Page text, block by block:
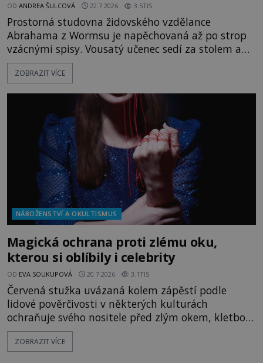
OD ANDREA ŠULCOVÁ 22.7.2026 3.5TIS
Prostorná studovna židovského vzdělance
Abrahama z Wormsu je napěchovaná až po strop
vzácnými spisy. Vousatý učenec sedí za stolem a
před sebou má rozložený jeden z nejzáhadnějších
magických textů. Jde o Abramelinův grimoár, který
kouzla, jak si někteří myslí, nebo jde o pouhou
pověru? Už šest měsíců pobývá
ZOBRAZIT VÍCE
NÁBOŽENSTVÍ A OKULTISMUS
Magická ochrana proti zlému oku,
kterou si oblíbily i celebrity
OD EVA SOUKUPOVÁ 20.7.2026 3.1TIS
Červená stužka uvázaná kolem zápěstí podle
lidové pověrčivosti v některých kulturách
ochraňuje svého nositele před zlým okem, kletbou,
která může přivodit neštěstí či nemoc. S tímto
nenápadným symbolem magické ochrany lze
ZOBRAZIT VÍCE